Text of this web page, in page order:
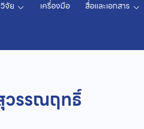
จัย เครื่องมือ สื่อและเอกสาร
รรณฤทธิ์